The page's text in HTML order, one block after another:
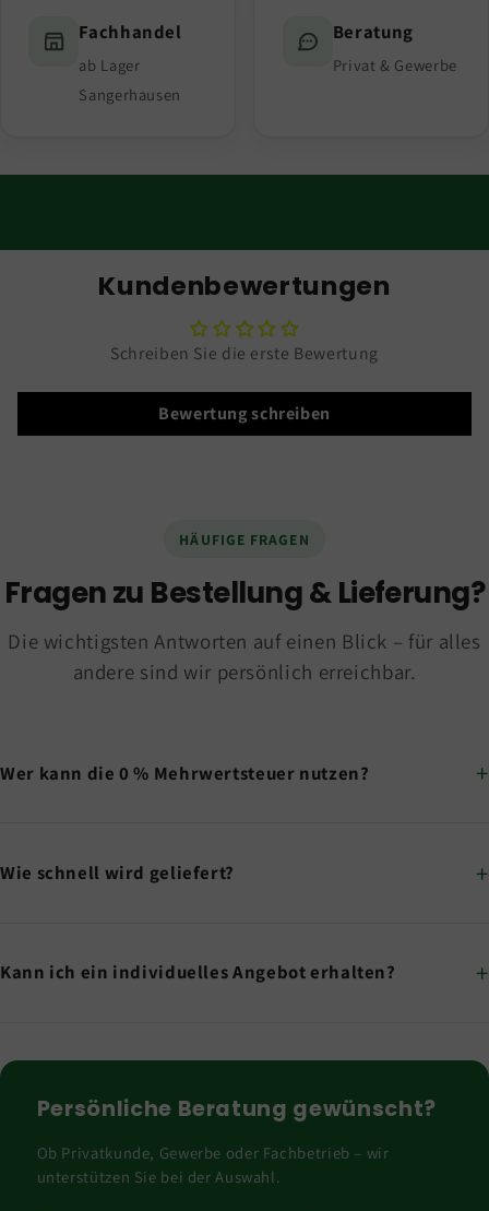
Fachhandel
ab Lager
Sangerhausen
Beratung
Privat & Gewerbe
Kundenbewertungen
Schreiben Sie die erste Bewertung
Bewertung schreiben
HÄUFIGE FRAGEN
Fragen zu Bestellung & Lieferung?
Die wichtigsten Antworten auf einen Blick – für alles
andere sind wir persönlich erreichbar.
Wer kann die 0 % Mehrwertsteuer nutzen?
Wie schnell wird geliefert?
Kann ich ein individuelles Angebot erhalten?
Persönliche Beratung gewünscht?
Ob Privatkunde, Gewerbe oder Fachbetrieb – wir
unterstützen Sie bei der Auswahl.